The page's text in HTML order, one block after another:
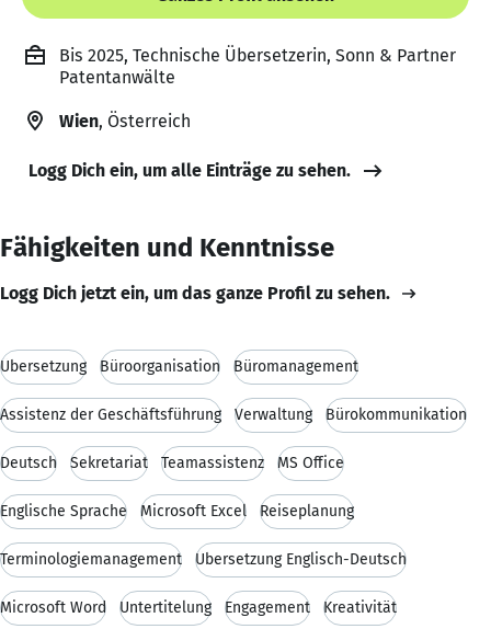
Bis 2025, Technische Übersetzerin, Sonn & Partner
Patentanwälte
Wien, Österreich
Logg Dich ein, um alle Einträge zu sehen.
Fähigkeiten und Kenntnisse
Logg Dich jetzt ein, um das ganze Profil zu sehen.
Übersetzung Büroorganisation Büromanagement
Assistenz der Geschäftsführung Verwaltung Bürokommunikation
Deutsch Sekretariat Teamassistenz MS Office
Englische Sprache Microsoft Excel Reiseplanung
Terminologiemanagement Übersetzung Englisch-Deutsch
Microsoft Word Untertitelung Engagement Kreativität